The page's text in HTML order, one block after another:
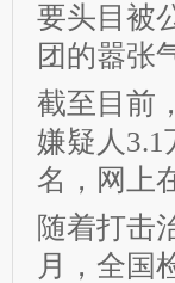
要头目被
团的嚣张
截至目前
嫌疑人3.1
名，网上
随着打击
月，全国